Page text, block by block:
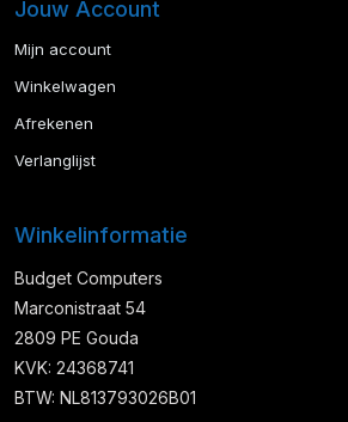
Jouw Account
Mijn account
Winkelwagen
Afrekenen
Verlanglijst
Winkelinformatie
Budget Computers
Marconistraat 54
2809 PE Gouda
KVK: 24368741
BTW: NL813793026B01